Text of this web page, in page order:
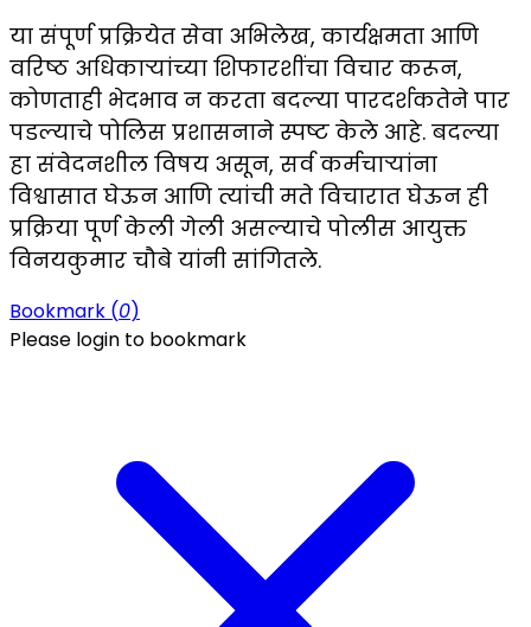
या संपूर्ण प्रक्रियेत सेवा अभिलेख, कार्यक्षमता आणि
वरिष्ठ अधिकाऱ्यांच्या शिफारशींचा विचार करून,
कोणताही भेदभाव न करता बदल्या पारदर्शकतेने पार
पडल्याचे पोलिस प्रशासनाने स्पष्ट केले आहे. बदल्या
हा संवेदनशील विषय असून, सर्व कर्मचाऱ्यांना
विश्वासात घेऊन आणि त्यांची मते विचारात घेऊन ही
प्रक्रिया पूर्ण केली गेली असल्याचे पोलीस आयुक्त
विनयकुमार चौबे यांनी सांगितले.
Bookmark (0)
Please login to bookmark